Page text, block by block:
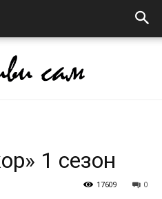
1 сезон
0
17609